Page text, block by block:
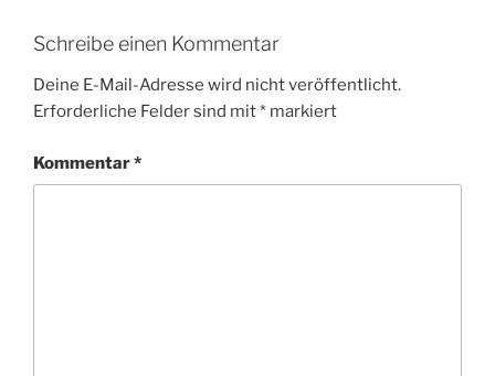
Schreibe einen Kommentar
Deine E-Mail-Adresse wird nicht veröffentlicht.
Erforderliche Felder sind mit* markiert
Kommentar*